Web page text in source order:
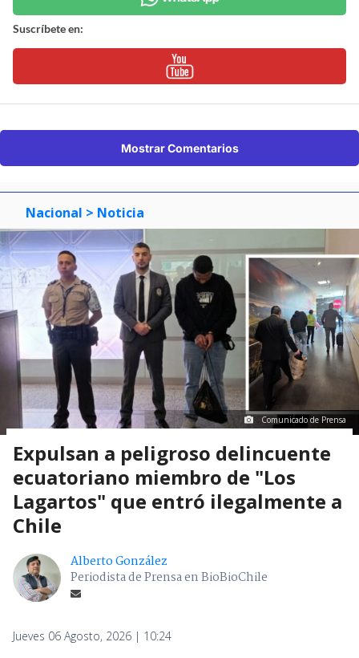
Suscríbete en:
Mostrar Comentarios
Nacional > Noticia
Comunicado de Prensa
Expulsan a peligroso delincuente
ecuatoriano miembro de "Los
Lagartos" que entró ilegalmente a
Chile
Alberto González
Periodista de Prensa en BioBioChile
Jueves 06 Agosto, 2026 | 10:24